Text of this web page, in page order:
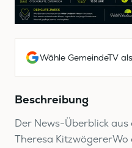
Beschreibung
Der News-Überblick
Theresa KitzwögererWo